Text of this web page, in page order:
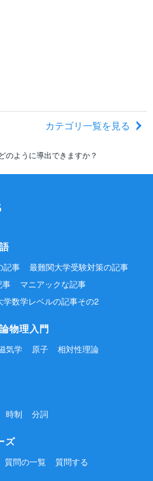
カテゴリ一覧を見る
のように導出できますか？
記事
最難関大学受験対策の記事
事
マニアックな記事
学数学レベルの記事その2
物理入門
気学 原子
相対性理論
時制 分詞
ズ
質問の一覧 質問する